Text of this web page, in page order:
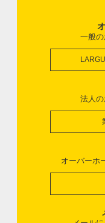
一般
法人
オーバーホ